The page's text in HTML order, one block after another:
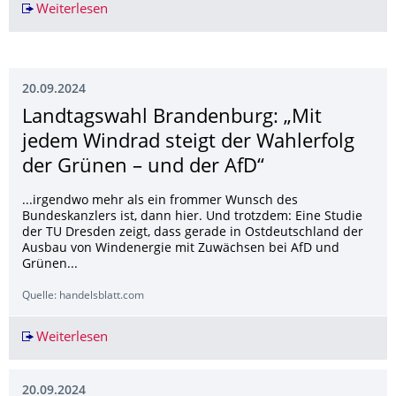
Weiterlesen
20.09.2024
Landtagswahl Brandenburg: „Mit
jedem Windrad steigt der Wahlerfolg
der Grünen – und der AfD“
...irgendwo mehr als ein frommer Wunsch des
Bundeskanzlers ist, dann hier. Und trotzdem: Eine Studie
der TU Dresden zeigt, dass gerade in Ostdeutschland der
Ausbau von Windenergie mit Zuwächsen bei AfD und
Grünen...
Quelle: handelsblatt.com
Weiterlesen
20.09.2024